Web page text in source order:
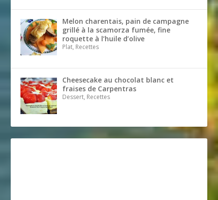
Melon charentais, pain de campagne
grillé à la scamorza fumée, fine
roquette à l’huile d’olive
Plat, Recettes
Cheesecake au chocolat blanc et
fraises de Carpentras
Dessert, Recettes